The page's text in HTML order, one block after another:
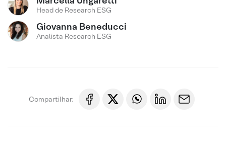
Head de Research ESG
Giovanna Beneducci
Analista Research ESG
Compartilhar: